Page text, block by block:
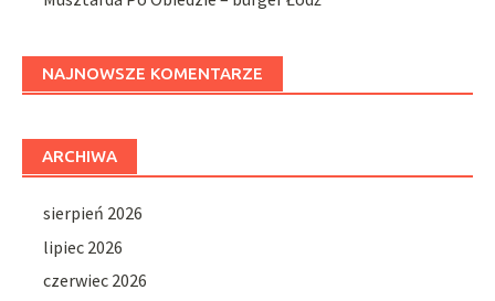
NAJNOWSZE KOMENTARZE
ARCHIWA
sierpień 2026
lipiec 2026
czerwiec 2026